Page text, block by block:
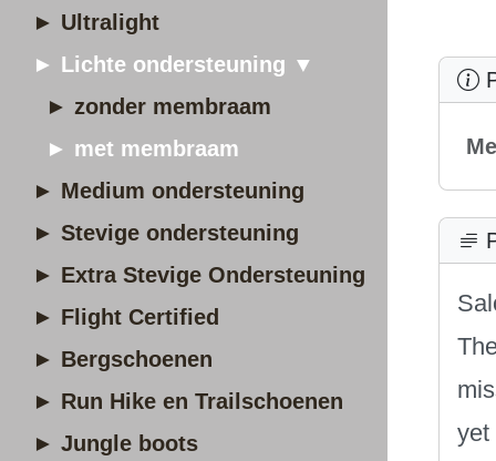
► Ultralight
► Lichte ondersteuning ▼
► zonder membraam
► met membraam
► Medium ondersteuning
► Stevige ondersteuning
► Extra Stevige Ondersteuning
► Flight Certified
► Bergschoenen
► Run Hike en Trailschoenen
► Jungle boots
yet